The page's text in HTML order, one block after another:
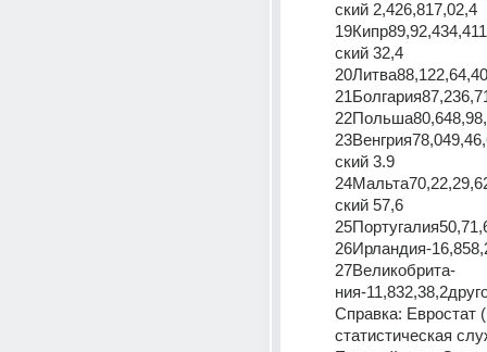
ский 2,426,817,02,4
ский 32,4
ский 3.9
ский 57,6
26Ирландия-
27Великобрита-
ния-
Справка: Евростат
статистическая